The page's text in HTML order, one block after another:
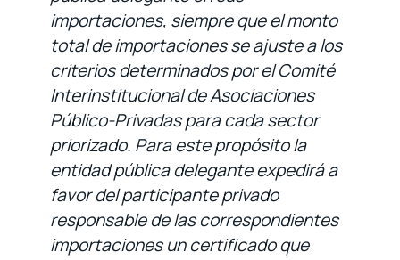
importaciones, siempre que el monto
total de importaciones se ajuste a los
criterios determinados por el Comité
Interinstitucional de Asociaciones
Público-Privadas para cada sector
priorizado. Para este propósito la
entidad pública delegante expedirá a
favor del participante privado
responsable de las correspondientes
importaciones un certificado que